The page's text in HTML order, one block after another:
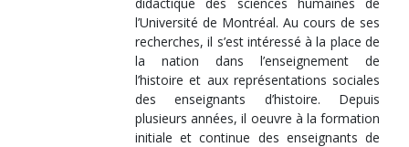
l’Université de Montréal. Au cours de ses
recherches, il s’est intéressé à la place de
la nation dans l’enseignement de
l’histoire et aux représentations sociales
des enseignants d’histoire. Depuis
plusieurs années, il oeuvre à la formation
initiale et continue des enseignants de